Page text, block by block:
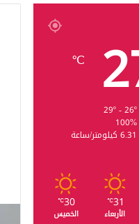
℃
100%
6.31 كيلومتر/ساعة
31
℃
الأربعاء
30
℃
الخميس